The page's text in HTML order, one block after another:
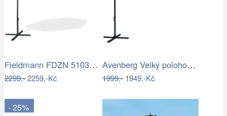
Fieldmann FDZN 5103 boční slunečník,…
2299,-2259,-Kč
Avenberg Velký polohovatelný slunečník…
1999,-1949,-Kč
- 25%